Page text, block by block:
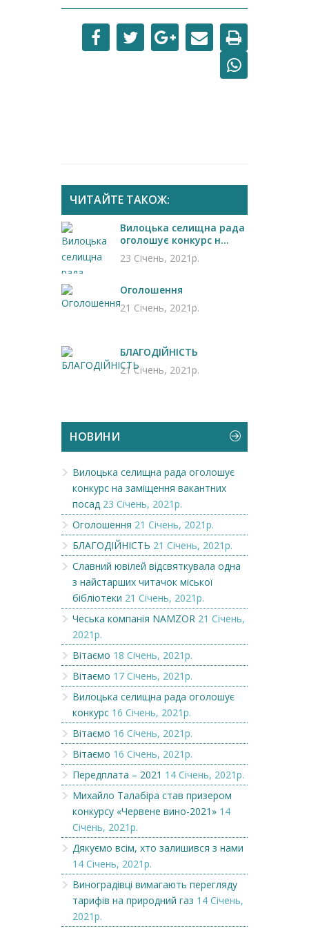
ЧИТАЙТЕ ТАКОЖ:
Вилоцька селищна рада
оголошує конкурс н...
23 Січень, 2021р.
Оголошення
21 Січень, 2021р.
БЛАГОДІЙНІСТЬ
21 Січень, 2021р.
НОВИНИ
Вилоцька селищна рада оголошує
конкурс на заміщення вакантних
посад 23 Січень, 2021р.
Оголошення 21 Січень, 2021р.
БЛАГОДІЙНІСТЬ 21 Січень, 2021р.
Славний ювілей відсвяткувала одна
з найстарших читачок міської
бібліотеки 21 Січень, 2021р.
Чеська компанія NAMZOR 21 Січень,
2021р.
Вітаємо 18 Січень, 2021р.
Вітаємо 17 Січень, 2021р.
Вилоцька селищна рада оголошує
конкурс 16 Січень, 2021р.
Вітаємо 16 Січень, 2021р.
Вітаємо 16 Січень, 2021р.
Передплата – 2021 14 Січень, 2021р.
Михайло Талабіра став призером
конкурсу «Червене вино-2021» 14
Січень, 2021р.
Дякуємо всім, хто залишився з нами
14 Січень, 2021р.
Виноградівці вимагають перегляду
тарифів на природний газ 14 Січень,
2021р.